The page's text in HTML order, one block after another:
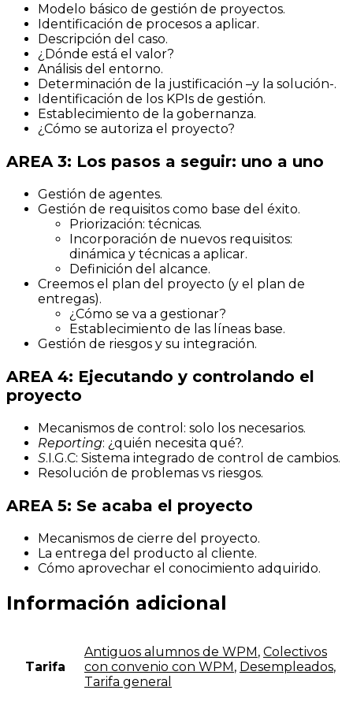
Modelo básico de gestión de proyectos.
Identificación de procesos a aplicar.
Descripción del caso.
¿Dónde está el valor?
Análisis del entorno.
Determinación de la justificación –y la solución-.
Identificación de los KPIs de gestión.
Establecimiento de la gobernanza.
¿Cómo se autoriza el proyecto?
AREA 3: Los pasos a seguir: uno a uno
Gestión de agentes.
Gestión de requisitos como base del éxito.
Priorización: técnicas.
Incorporación de nuevos requisitos:
dinámica y técnicas a aplicar.
Definición del alcance.
Creemos el plan del proyecto (y el plan de
entregas).
¿Cómo se va a gestionar?
Establecimiento de las líneas base.
Gestión de riesgos y su integración.
AREA 4: Ejecutando y controlando el
proyecto
Mecanismos de control: solo los necesarios.
Reporting: ¿quién necesita qué?.
S.I.G.C: Sistema integrado de control de cambios.
Resolución de problemas vs riesgos.
AREA 5: Se acaba el proyecto
Mecanismos de cierre del proyecto.
La entrega del producto al cliente.
Cómo aprovechar el conocimiento adquirido.
Información adicional
Tarifa
Antiguos alumnos de WPM , Colectivos
con convenio con WPM , Desempleados,
Tarifa general